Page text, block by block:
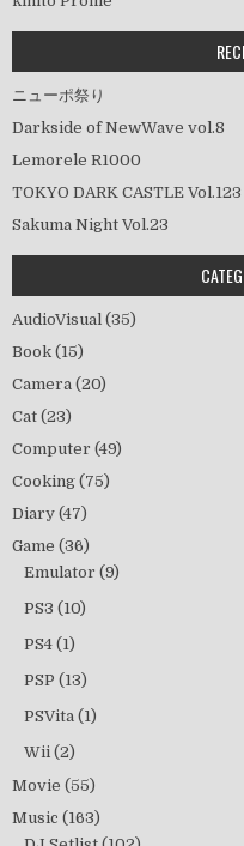
ニューポ祭り
Darkside of NewWave vol.8
Lemorele R1000
TOKYO DARK CASTLE
Sakuma Night Vol.23
AudioVisual (35)
Book (15)
Camera (20)
Cat (23)
Computer (49)
Cooking (75)
Diary (47)
Game (36)
Emulator (9)
PS3 (10)
PS4 (1)
PSP (13)
PSVita (1)
Wii (2)
Movie (55)
Music (163)